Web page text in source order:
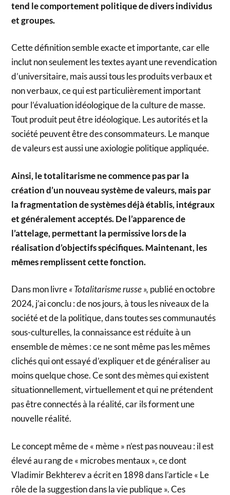
tend le comportement politique de divers individus
et groupes.
Cette définition semble exacte et importante, car elle
inclut non seulement les textes ayant une revendication
d’universitaire, mais aussi tous les produits verbaux et
non verbaux, ce qui est particulièrement important
pour l’évaluation idéologique de la culture de masse.
Tout produit peut être idéologique. Les autorités et la
société peuvent être des consommateurs. Le manque
de valeurs est aussi une axiologie politique appliquée.
Ainsi, le totalitarisme ne commence pas par la
création d’un nouveau système de valeurs, mais par
la fragmentation de systèmes déjà établis, intégraux
et généralement acceptés. De l’apparence de
l’attelage, permettant la permissive lors de la
réalisation d’objectifs spécifiques. Maintenant, les
mêmes remplissent cette fonction.
Dans mon livre« Totalitarisme russe », publié en octobre
2024, j’ai conclu : de nos jours, à tous les niveaux de la
société et de la politique, dans toutes ses communautés
sous-culturelles, la connaissance est réduite à un
ensemble de mèmes : ce ne sont même pas les mêmes
clichés qui ont essayé d’expliquer et de généraliser au
moins quelque chose. Ce sont des mèmes qui existent
situationnellement, virtuellement et qui ne prétendent
pas être connectés à la réalité, car ils forment une
nouvelle réalité.
Le concept même de « mème » n’est pas nouveau : il est
élevé au rang de « microbes mentaux », ce dont
Vladimir Bekhterev a écrit en 1898 dans l’article « Le
rôle de la suggestion dans la vie publique ». Ces